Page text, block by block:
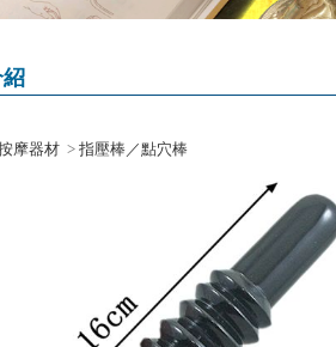
摩器材 > 指壓棒／點穴棒